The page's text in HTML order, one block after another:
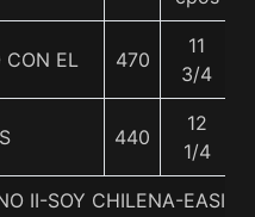
CON EL 470
11
3/4
440
12
1/4
II-SOY CHILENA-